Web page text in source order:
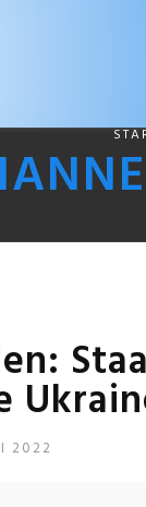
2022